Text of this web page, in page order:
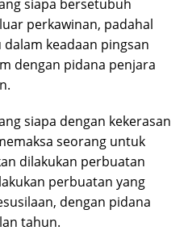
siapa bersetubuh
perkawinan, padahal
keadaan pingsan
dengan pidana penjara
siapa dengan kekerasan
seorang untuk
dilakukan perbuatan
perbuatan yang
dengan pidana
tahun.